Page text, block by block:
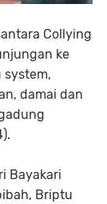
Collying
ke
system,
damai dan
Bayakari
Briptu